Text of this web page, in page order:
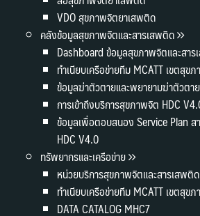
VDO สุขภาพจิตยาเสพติด
คลังข้อมูลสุขภาพจิตและสารเสพติด
Dashboard ข้อมูลสุขภาพจิตและสาร
ทำเนียบเครือข่ายทีม MCATT เขตสุข
ข้อมูลฆ่าตัวตายและพยายามฆ่าตัวตา
การเข้าถึงบริการสุขภาพจิต HDC
ข้อมูลเพื่อตอบสนอง Service Plan ส
HDC V4.0
ทรัพยากรและเครือข่าย
หน่วยบริการสุขภาพจิตและสารเสพติด
ทำเนียบเครือข่ายทีม MCATT เขตสุข
DATA CATALOG MHC7